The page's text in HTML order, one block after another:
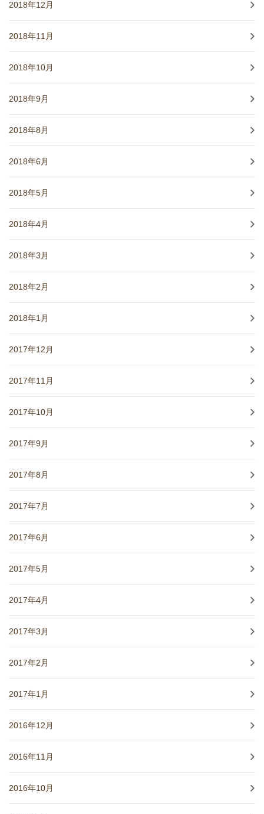
2018年12月
2018年11月
2018年10月
2018年9月
2018年8月
2018年6月
2018年5月
2018年4月
2018年3月
2018年2月
2018年1月
2017年12月
2017年11月
2017年10月
2017年9月
2017年8月
2017年7月
2017年6月
2017年5月
2017年4月
2017年3月
2017年2月
2017年1月
2016年12月
2016年11月
2016年10月